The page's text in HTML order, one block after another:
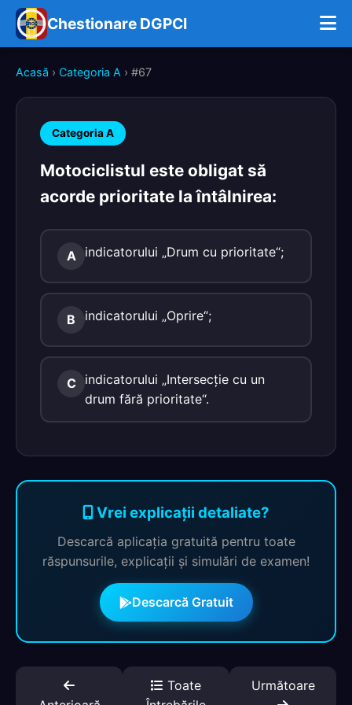
Chestionare DGPCI
Acasă › Categoria A › #67
Categoria A
Motociclistul este obligat să
acorde prioritate la întâlnirea:
A indicatorului „Drum cu prioritate“;
B indicatorului „Oprire“;
C
indicatorului „Intersecţie cu un
drum fără prioritate“.
Vrei explicații detaliate?
Descarcă aplicația gratuită pentru toate
răspunsurile, explicații și simulări de examen!
Descarcă Gratuit
Toate
Următoare